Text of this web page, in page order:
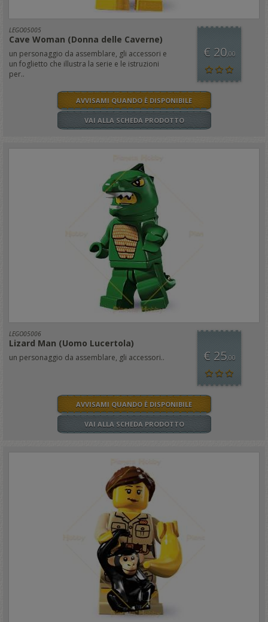
LEGO05005
Cave Woman (Donna delle Caverne)
un personaggio da assemblare, gli accessori e
un foglietto che illustra la serie e le istruzioni
per..
€ 20,00
AVVISAMI QUANDO È DISPONIBILE
VAI ALLA SCHEDA PRODOTTO
LEGO05006
Lizard Man (Uomo Lucertola)
un personaggio da assemblare, gli accessori.. € 25,00
AVVISAMI QUANDO È DISPONIBILE
VAI ALLA SCHEDA PRODOTTO